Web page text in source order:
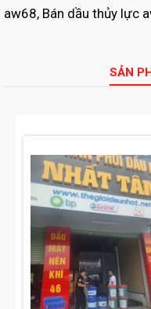
aw68, Bán dầu thủy lực
SẢN